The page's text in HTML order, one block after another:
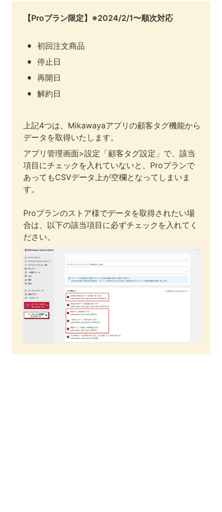
【Proプラン限定】※2024/2/1〜順次対応
• 初回注文商品
• 停止日
• 再開日
• 解約日
上記4つは、Mikawayaアプリの顧客タグ機能から
データを取得いたします。
アプリ管理画面>設定「顧客タグ設定」で、該当
項目にチェックを入れていないと、Proプランで
あってもCSVデータ上が空欄となってしまいま
す。
Proプランのストア様でデータを取得されたい場
合は、以下の該当項目に必ずチェックを入れてく
ださい。